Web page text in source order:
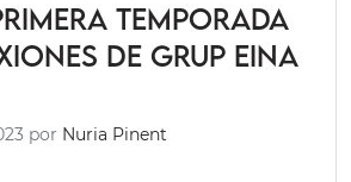
Temporada
de Grup Eina
por Nuria Pinent